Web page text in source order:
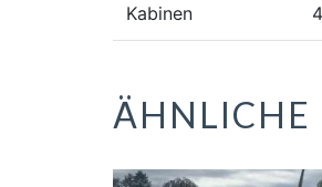
Kabinen 4
ÄHNLICHE